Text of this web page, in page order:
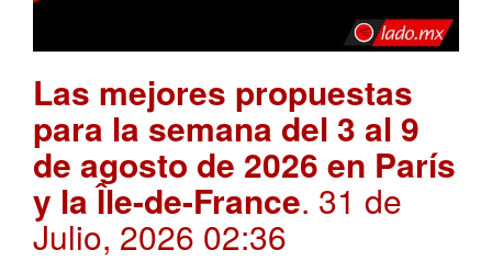
Las mejores propuestas
para la semana del 3 al 9
de agosto de 2026 en París
y la Île-de-France. 31 de
Julio, 2026 02:36